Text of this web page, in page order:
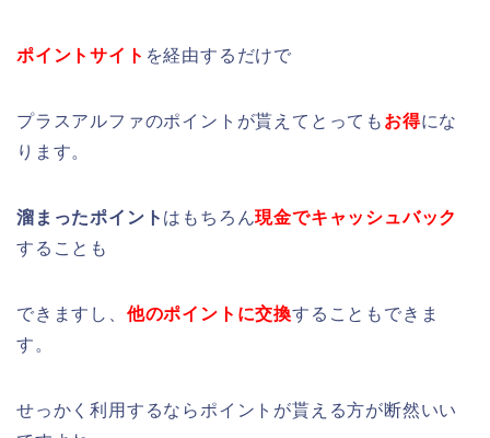
ポイントサイト を経由するだけで
プラスアルファのポイントが貰えてとっても お得にな
ります。
溜まったポイント はもちろん現金でキャッシュバック
することも
できますし、 他のポイントに交換することもできま
す。
せっかく利用するならポイントが貰える方が断然いい